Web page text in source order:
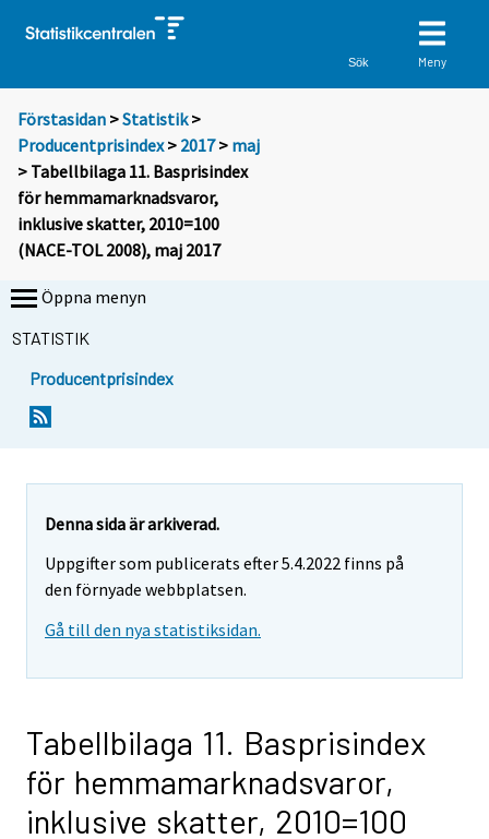
Sök Meny
Förstasidan >Statistik >
Producentprisindex> 2017> maj
> Tabellbilaga 11. Basprisindex
för hemmamarknadsvaror,
inklusive skatter, 2010=100
(NACE-TOL 2008), maj 2017
Öppna menyn
STATISTIK
Producentprisindex
Denna sida är arkiverad.
Uppgifter som publicerats efter 5.4.2022 finns på
den förnyade webbplatsen.
Gå till den nya statistiksidan.
Tabellbilaga 11. Basprisindex
för hemmamarknadsvaror,
inklusive skatter, 2010=100